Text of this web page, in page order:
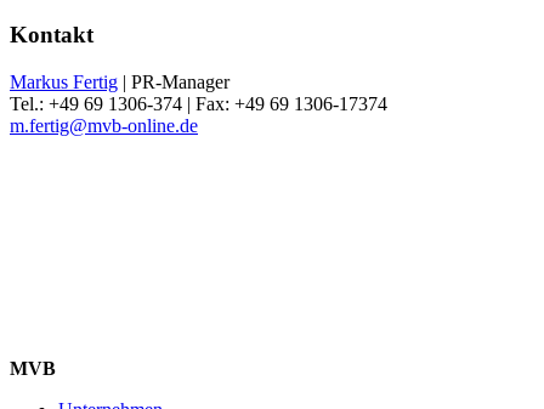
Kontakt
Markus Fertig | PR-Manager
Tel.: +49 69 1306-374 | Fax: +49 69 1306-17374
m.fertig@mvb-online.de
MVB